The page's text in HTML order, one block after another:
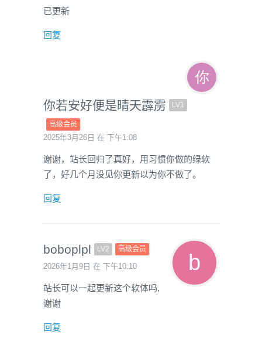
已更新
回复
你若安好便是晴天霹雳 LV1
高级会员
2025年3月26日 在 下午1:08
谢谢，站长回归了真好，用习惯你做的绿软
了，好几个月没见你更新以为你不做了。
回复
boboplpl LV2 高级会员
2026年1月9日 在 下午10:10
站长可以一起更新这个软体吗,
谢谢
回复